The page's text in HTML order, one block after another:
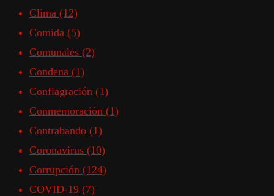
Clima (12)
Comida (5)
Comunales (2)
Condena (1)
Conflagración (1)
Conmemoración (1)
Contrabando (1)
Coronavirus (10)
Corrupción (124)
COVID-19 (7)